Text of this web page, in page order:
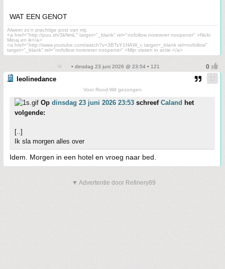
WAT EEN GENOT
Alweer zo'n prachtige post van mij.
<a href="http://puu.sh/3kNmL" target="_blank" rel="nofollow norererer noopener" >Nicki
Minaj en ik</a>
<a href="http://www.youtube.com/watch?v=3BTsY1HAW_c target=_blank rel=nofollow"
target="_blank" rel="nofollow norererer noopener" >Mijn vissen in actie.</a>
• dinsdag 23 juni 2026 @ 23:54 • 121
leolinedance
Voor Rood-Wit gezongen
Op dinsdag 23 juni 2026 23:53 schreef Caland het
volgende:
[..]
Ik sla morgen alles over
Idem. Morgen in een hotel en vroeg naar bed.
▼ Advertentie door Refinery89